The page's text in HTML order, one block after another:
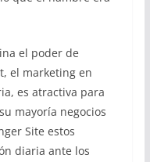
el poder de
el marketing en
es atractiva para
mayoría negocios
Site estos
diaria ante los